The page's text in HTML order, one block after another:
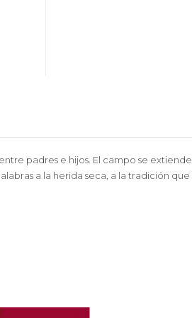
padres e hijos. El campo se extiende
a la herida seca, a la tradición que